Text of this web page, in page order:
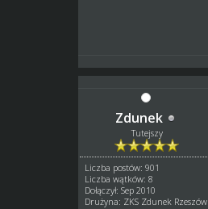
Zdunek
Tutejszy
Liczba postów: 901
Liczba wątków: 8
Dołączył: Sep 2010
Drużyna: ZKS Zdunek Rzeszów